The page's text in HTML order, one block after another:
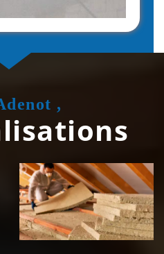
,
Isolation de
toiture 39
Jura